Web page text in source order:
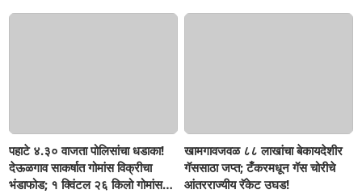
पहाटे ४.३० वाजता पोलिसांचा धडाका!
देऊळगाव साकर्षात गोमांस विक्रीचा
भंडाफोड; १ क्विंटल २६ किलो गोमांस
खामगावजवळ ८८ लाखांचा बेकायदेशीर
गॅससाठा जप्त; टँकरमधून गॅस चोरीचे
आंतरराज्यीय रॅकेट उघड!